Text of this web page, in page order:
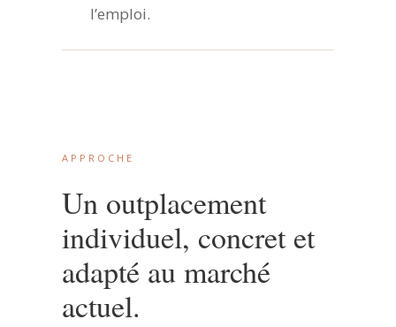
l’emploi.
APPROCHE
Un outplacement
individuel, concret et
adapté au marché
actuel.